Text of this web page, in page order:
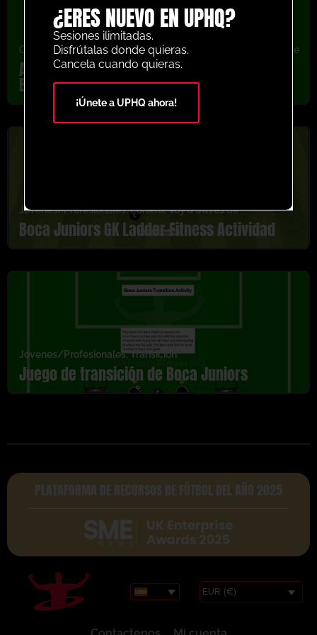
Calentamiento,Jóvenes/Profesionales Voy a través de
Actividad de calentamiento de pases de
Boca Juniors
Jóvenes/Profesionales,Portera,Voy a través de
Boca Juniors GK Ladder Fitness Actividad
Jóvenes/Profesionales,Transición
Juego de transición de Boca Juniors
PLATAFORMA DE RECURSOS DE FÚTBOL DEL AÑO 2025
EUR (€)
¿ERES NUEVO EN UPHQ?
Sesiones ilimitadas.
Disfrútalas donde quieras.
Cancela cuando quieras.
¡Únete a UPHQ ahora!